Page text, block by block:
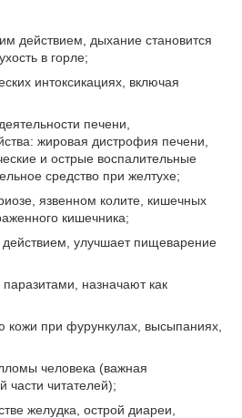
действием, дыхание становится
в горле;
интоксикациях, включая
печени,
жировая дистрофия печени,
и острые воспалительные
средство при желтухе;
язвенном колите, кишечных
кишечника;
улучшает пищеварение
назначают как
кожи при фурункулах, высыпаниях,
человека (важная
читателей);
желудка, острой диареи,